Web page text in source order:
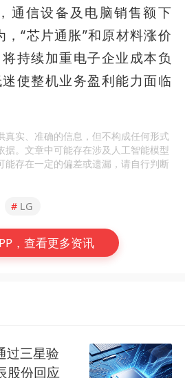
通信设备及电脑销售额下
“芯片通胀”和原材料涨价
持续加重电子企业成本负
使整机业务盈利能力面临
真实、准确的信息，但不构成任何形式
据。文章中可能存在涉及人工智能模型
能存在一定的偏差或遗漏，请自行判断
# LG
，查看更多资讯
过三星验
股份回应